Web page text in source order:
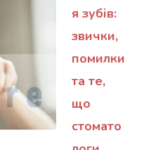
я зубів:
звички,
помилки
та те,
що
стомато